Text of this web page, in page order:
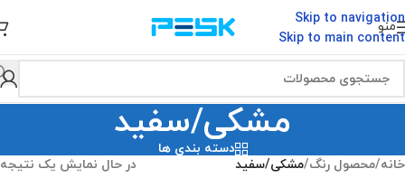
Skip to navigation
Skip to main content
منو
مشکی/سفید
دسته بندی ها
خانه/محصول رنگ/مشکی/سفید در حال نمایش یک نتیجه